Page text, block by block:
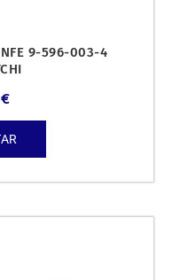
9-596-003-4
€